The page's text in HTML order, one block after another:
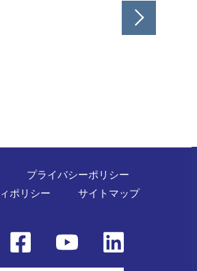
プライバシーポリシー
ポリシー
サイトマップ